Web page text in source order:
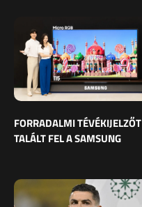
FORRADALMI TÉVÉKIJELZŐT
TALÁLT FEL A SAMSUNG